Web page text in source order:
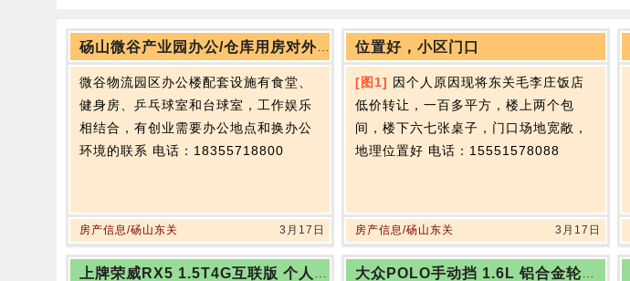
微谷物流园区办公楼配套设施有食堂、
健身房、乒乓球室和台球室，工作娱乐
相结合，有创业需要办公地点和换办公
环境的联系 电话：18355718800
房产信息/砀山东关 3月17日
位置好，小区门口
[图1] 因个人原因现将东关毛李庄饭店
低价转让，一百多平方，楼上两个包
间，楼下六七张桌子，门口场地宽敞，
地理位置好 电话：15551578088
房产信息/砀山东关 3月17日